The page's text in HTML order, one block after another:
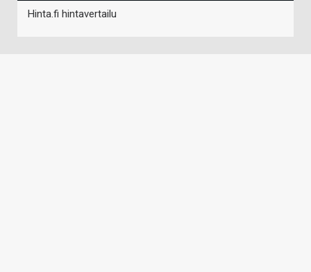
Hinta.fi hintavertailu